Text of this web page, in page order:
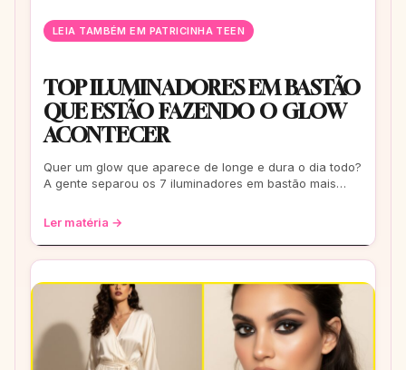
LEIA TAMBÉM EM PATRICINHA TEEN
TOP ILUMINADORES EM BASTÃO
QUE ESTÃO FAZENDO O GLOW
ACONTECER
Quer um glow que aparece de longe e dura o dia todo?
A gente separou os 7 iluminadores em bastão mais
Ler matéria →